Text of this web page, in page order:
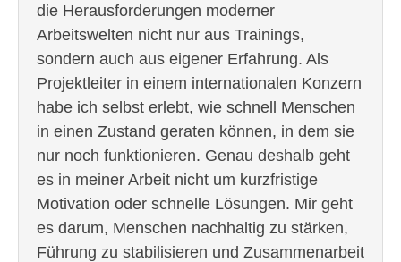
die Herausforderungen moderner
Arbeitswelten nicht nur aus Trainings,
sondern auch aus eigener Erfahrung. Als
Projektleiter in einem internationalen Konzern
habe ich selbst erlebt, wie schnell Menschen
in einen Zustand geraten können, in dem sie
nur noch funktionieren. Genau deshalb geht
es in meiner Arbeit nicht um kurzfristige
Motivation oder schnelle Lösungen. Mir geht
es darum, Menschen nachhaltig zu stärken,
Führung zu stabilisieren und Zusammenarbeit